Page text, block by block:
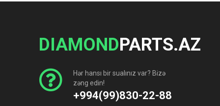
DIAMONDPARTS.AZ
Hər hansı bir sualınız var? Bizə
zəng edin!
+994(99)830-22-88